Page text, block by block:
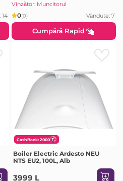
Vînzător: Muncitorul
0(0) Vândute: 7
Cumpără Rapid
CashBack: 2000
Boiler Electric Ardesto NEU
NTS EU2, 100L, Alb
3999 L